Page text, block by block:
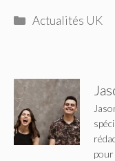
Catégories
Actualités UK
pour